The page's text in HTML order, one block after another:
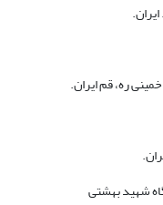
ره، قم ایران.
شهید بهشتی